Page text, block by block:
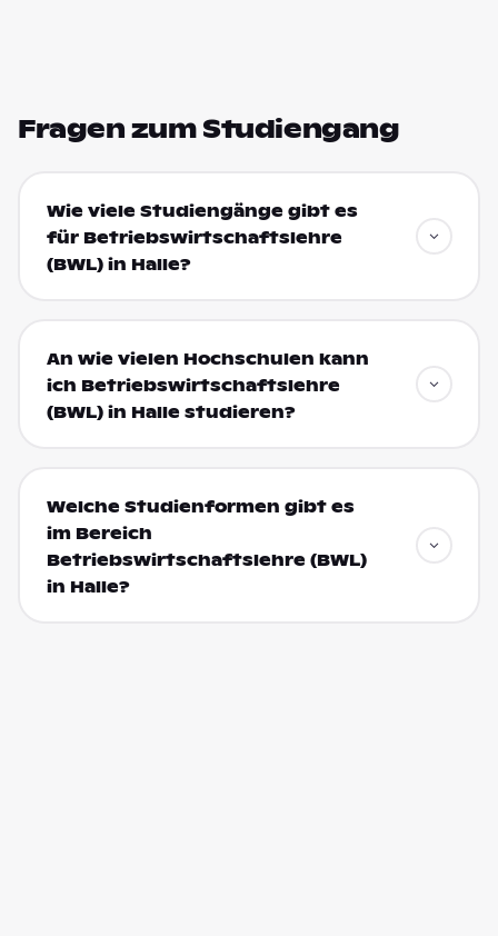
Fragen zum Studiengang
Wie viele Studiengänge gibt es
für Betriebswirtschaftslehre
(BWL) in Halle?
An wie vielen Hochschulen kann
ich Betriebswirtschaftslehre
(BWL) in Halle studieren?
Welche Studienformen gibt es
im Bereich
Betriebswirtschaftslehre (BWL)
in Halle?